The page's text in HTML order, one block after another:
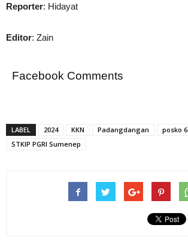
Reporter: Hidayat
Editor: Zain
Facebook Comments
LABEL 2024 KKN Padangdangan
posko 6
STKIP PGRI Sumenep